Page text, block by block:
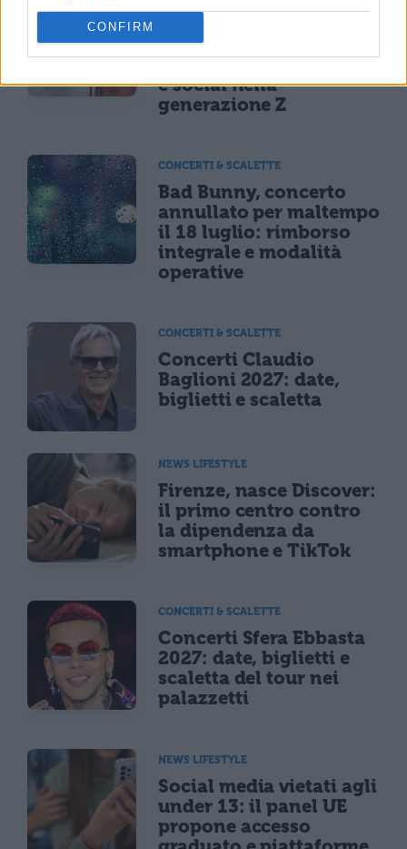
CONFIRM
sei a rischio: l'allarme
Iss su gaming, azzardo
e social nella
generazione Z
CONCERTI & SCALETTE
Bad Bunny, concerto
annullato per maltempo
il 18 luglio: rimborso
integrale e modalità
operative
CONCERTI & SCALETTE
Concerti Claudio
Baglioni 2027: date,
biglietti e scaletta
NEWS LIFESTYLE
Firenze, nasce Discover:
il primo centro contro
la dipendenza da
smartphone e TikTok
CONCERTI & SCALETTE
Concerti Sfera Ebbasta
2027: date, biglietti e
scaletta del tour nei
palazzetti
NEWS LIFESTYLE
Social media vietati agli
under 13: il panel UE
propone accesso